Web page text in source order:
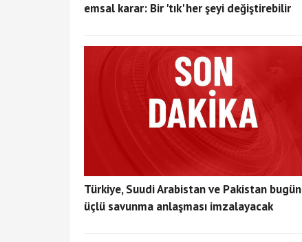
emsal karar: Bir 'tık' her şeyi değiştirebilir
Türkiye, Suudi Arabistan ve Pakistan bugün
üçlü savunma anlaşması imzalayacak